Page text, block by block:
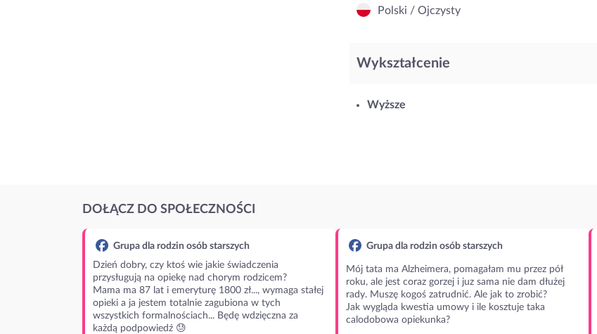
Polski / Ojczysty
Wykształcenie
Wyższe
DOŁĄCZ DO SPOŁECZNOŚCI
Grupa dla rodzin osób starszych
Dzień dobry, czy ktoś wie jakie świadczenia
przysługują na opiekę nad chorym rodzicem?
Mama ma 87 lat i emeryturę 1800 zł..., wymaga stałej
opieki a ja jestem totalnie zagubiona w tych
wszystkich formalnościach... Będę wdzięczna za
każdą podpowiedź 😓
Grupa dla rodzin osób starszych
Mój tata ma Alzheimera, pomagałam mu przez pół
roku, ale jest coraz gorzej i juz sama nie dam dłużej
rady. Muszę kogoś zatrudnić. Ale jak to zrobić?
Jak wygląda kwestia umowy i ile kosztuje taka
calodobowa opiekunka?